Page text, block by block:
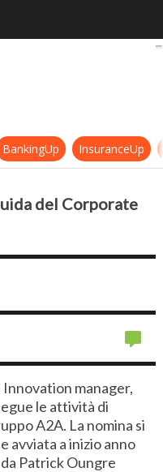
Silvestri alla guida del
BankingUp InsuranceUp
del Corporate
manager,
le attività di
A2A. La nomina si
avviata a inizio anno
Patrick Oungre